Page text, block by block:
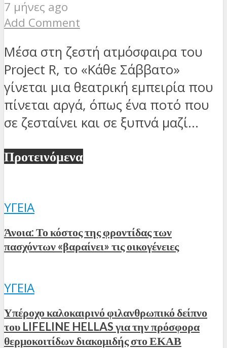
7 μήνες ago
Add Comment
Μέσα στη ζεστή ατμόσφαιρα του
Project R, το «Κάθε Σάββατο»
γίνεται μια θεατρική εμπειρία που
πίνεται αργά, όπως ένα ποτό που
σε ζεσταίνει και σε ξυπνά μαζί...
Προτεινόμενα
ΥΓΕΊΑ
Άνοια: Το κόστος της φροντίδας των
πασχόντων «βαραίνει» τις οικογένειες
ΥΓΕΊΑ
Υπέροχο καλοκαιρινό φιλανθρωπικό δείπνο
του LIFELINE HELLAS για την πρόσφορα
θερμοκοιτίδων διακομιδής στο ΕΚΑΒ